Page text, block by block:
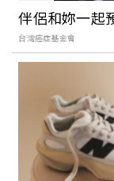
伴侶和妳一起
台灣癌症基金會